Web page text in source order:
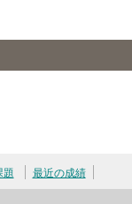
題 最近の成績